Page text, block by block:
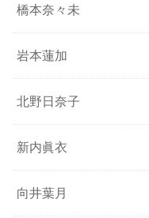
橋本奈々未
岩本蓮加
北野日奈子
新内眞衣
向井葉月